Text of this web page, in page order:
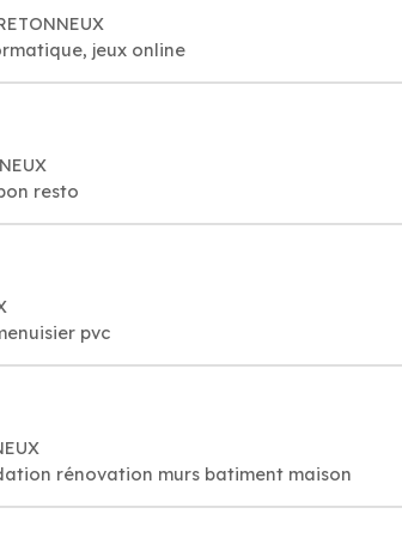
jeux online
resto
pvc
rénovation murs batiment maison